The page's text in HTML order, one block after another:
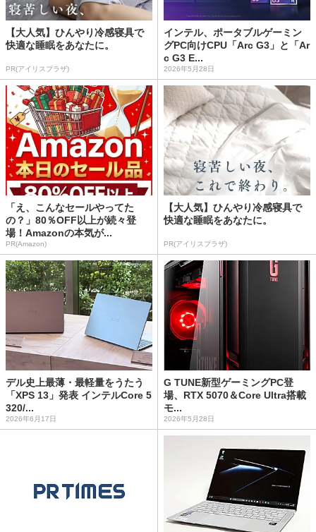
【大人気】ひんやり冷感寝具で
快適な睡眠をあなたに。
PR(アイリスプラザ)
インテル、ポータブルゲーミン
グPC向けCPU「Arc G3」と「Ar
c G3 E...
2026年5月28日
「え、こんなセールやってた
の？」80％OFF以上が続々登
場！Amazonの本気が...
PR(Amazon)
【大人気】ひんやり冷感寝具で
快適な睡眠をあなたに。
PR(アイリスプラザ)
デル史上最薄・最軽量をうたう
「XPS 13」発表 インテルCore 5
320/...
2026年6月17日
G TUNE新型ゲーミングPC登
場、RTX 5070＆Core Ultra搭載
モ...
2026年5月28日